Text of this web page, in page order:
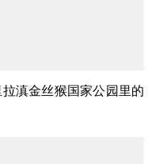
滇金丝猴国家公园里的